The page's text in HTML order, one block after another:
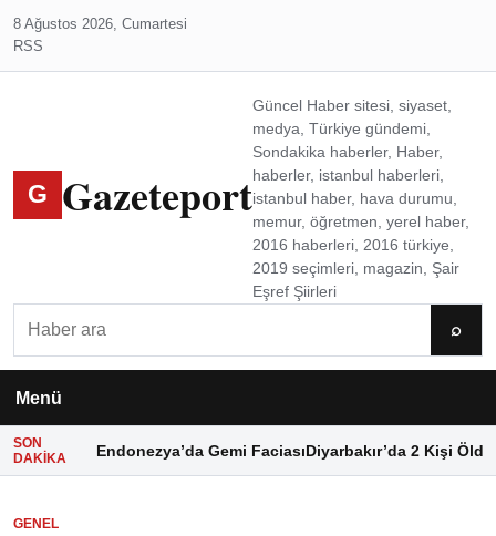
8 Ağustos 2026, Cumartesi
RSS
G Gazeteport
Güncel Haber sitesi, siyaset,
medya, Türkiye gündemi,
Sondakika haberler, Haber,
haberler, istanbul haberleri,
istanbul haber, hava durumu,
memur, öğretmen, yerel haber,
2016 haberleri, 2016 türkiye,
2019 seçimleri, magazin, Şair
Eşref Şiirleri
⌕
Menü
SON
DAKIKA
Endonezya’da Gemi FaciasıDiyarbakır’da 2 Kişi Öldü
GENEL